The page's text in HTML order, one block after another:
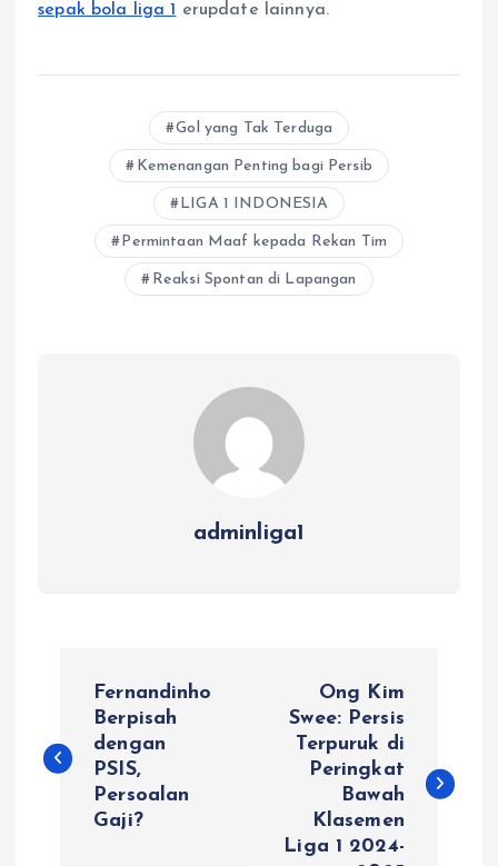
sepak bola liga 1 erupdate lainnya.
Gol yang Tak Terduga
Kemenangan Penting bagi Persib
LIGA 1 INDONESIA
Permintaan Maaf kepada Rekan Tim
Reaksi Spontan di Lapangan
adminliga1
s
Fernandinho
Berpisah
dengan
PSIS,
Persoalan
Gaji?
Ong Kim
Swee: Persis
Terpuruk di
Peringkat
Bawah
Klasemen
Liga 1 2024-